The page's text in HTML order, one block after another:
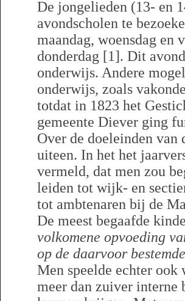
De jongelieden (13- en
avondscholen te
maandag, woensdag en
donderdag [1]. Dit
onderwijs. Andere
onderwijs, zoals
totdat in 1823 het
gemeente Diever ging
Over de doeleinden
uiteen. In het het
vermeld, dat men zou
leiden tot wijk- en
tot ambtenaren bij de
De meest begaafde
volkomene opvoeding
op de daarvoor
Men speelde echter ook
meer dan zuiver interne